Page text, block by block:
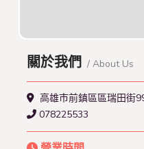
關於我們 / About Us
高雄市前鎮區區瑞田街
078225533